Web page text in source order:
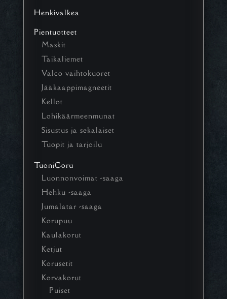
Henkivalkea
Pientuotteet
Maskit
Taikaliemet
Valco vaihtokuoret
Jääkaappimagneetit
Kellot
Lohikäärmeenmunat
Sisustus ja sekalaiset
Tuopit ja tarjoilu
TuoniCoru
Luonnonvoimat -saaga
Hehku -saaga
Jumalatar -saaga
Korupuu
Kaulakorut
Ketjut
Korusetit
Korvakorut
Puiset